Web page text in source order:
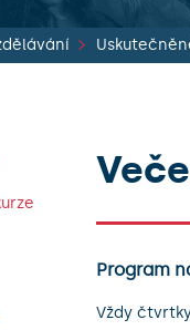
Program
Vždy